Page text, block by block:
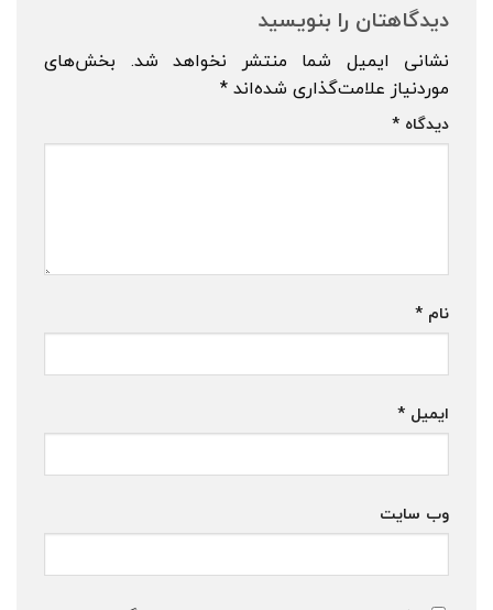
دیدگاهتان را بنویسید
نشانی ایمیل شما منتشر نخواهد شد. بخش‌های
موردنیاز علامت‌گذاری شده‌اند*
دیدگاه *
نام *
ایمیل *
وب‌ سایت